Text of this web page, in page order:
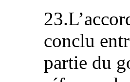
conclu
partie du